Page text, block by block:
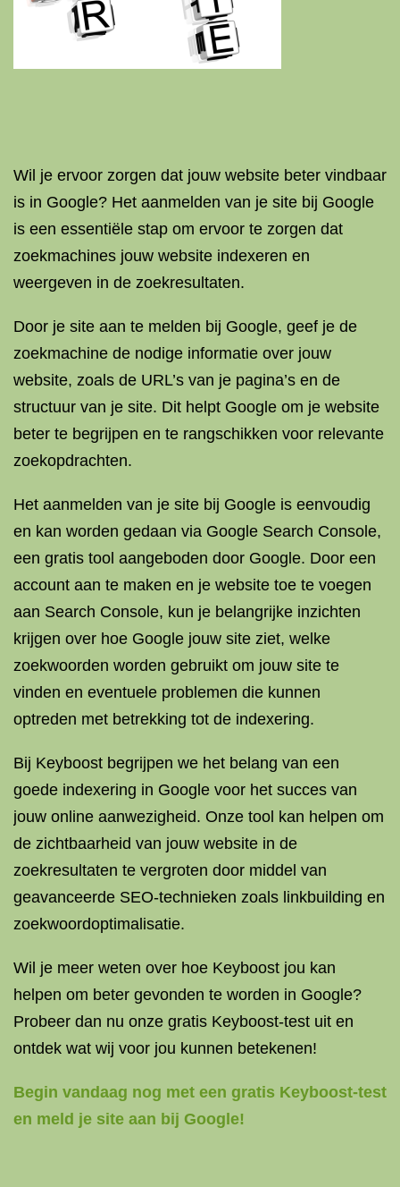
Wil je ervoor zorgen dat jouw website beter vindbaar
is in Google? Het aanmelden van je site bij Google
is een essentiële stap om ervoor te zorgen dat
zoekmachines jouw website indexeren en
weergeven in de zoekresultaten.
Door je site aan te melden bij Google, geef je de
zoekmachine de nodige informatie over jouw
website, zoals de URL’s van je pagina’s en de
structuur van je site. Dit helpt Google om je website
beter te begrijpen en te rangschikken voor relevante
zoekopdrachten.
Het aanmelden van je site bij Google is eenvoudig
en kan worden gedaan via Google Search Console,
een gratis tool aangeboden door Google. Door een
account aan te maken en je website toe te voegen
aan Search Console, kun je belangrijke inzichten
krijgen over hoe Google jouw site ziet, welke
zoekwoorden worden gebruikt om jouw site te
vinden en eventuele problemen die kunnen
optreden met betrekking tot de indexering.
Bij Keyboost begrijpen we het belang van een
goede indexering in Google voor het succes van
jouw online aanwezigheid. Onze tool kan helpen om
de zichtbaarheid van jouw website in de
zoekresultaten te vergroten door middel van
geavanceerde SEO-technieken zoals linkbuilding en
zoekwoordoptimalisatie.
Wil je meer weten over hoe Keyboost jou kan
helpen om beter gevonden te worden in Google?
Probeer dan nu onze gratis Keyboost-test uit en
ontdek wat wij voor jou kunnen betekenen!
Begin vandaag nog met een gratis Keyboost-test
en meld je site aan bij Google!